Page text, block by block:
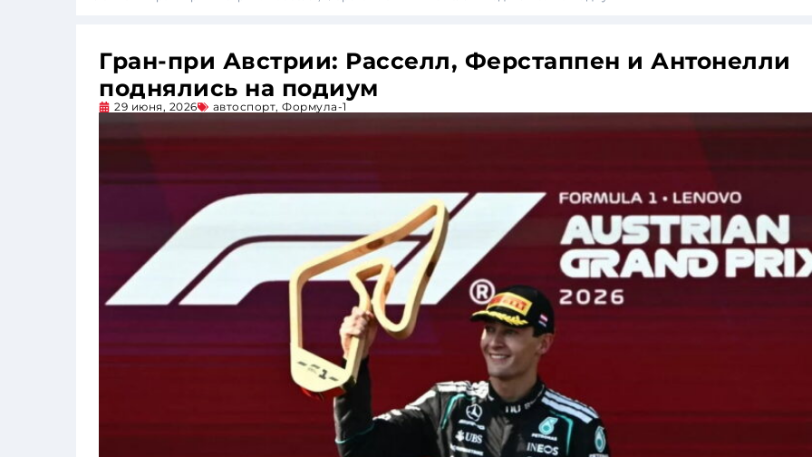
Гран-при Австрии: Расселл, Ферстаппен и Антонелли
поднялись на подиум
29 июня, 2026 автоспорт, Формула-1